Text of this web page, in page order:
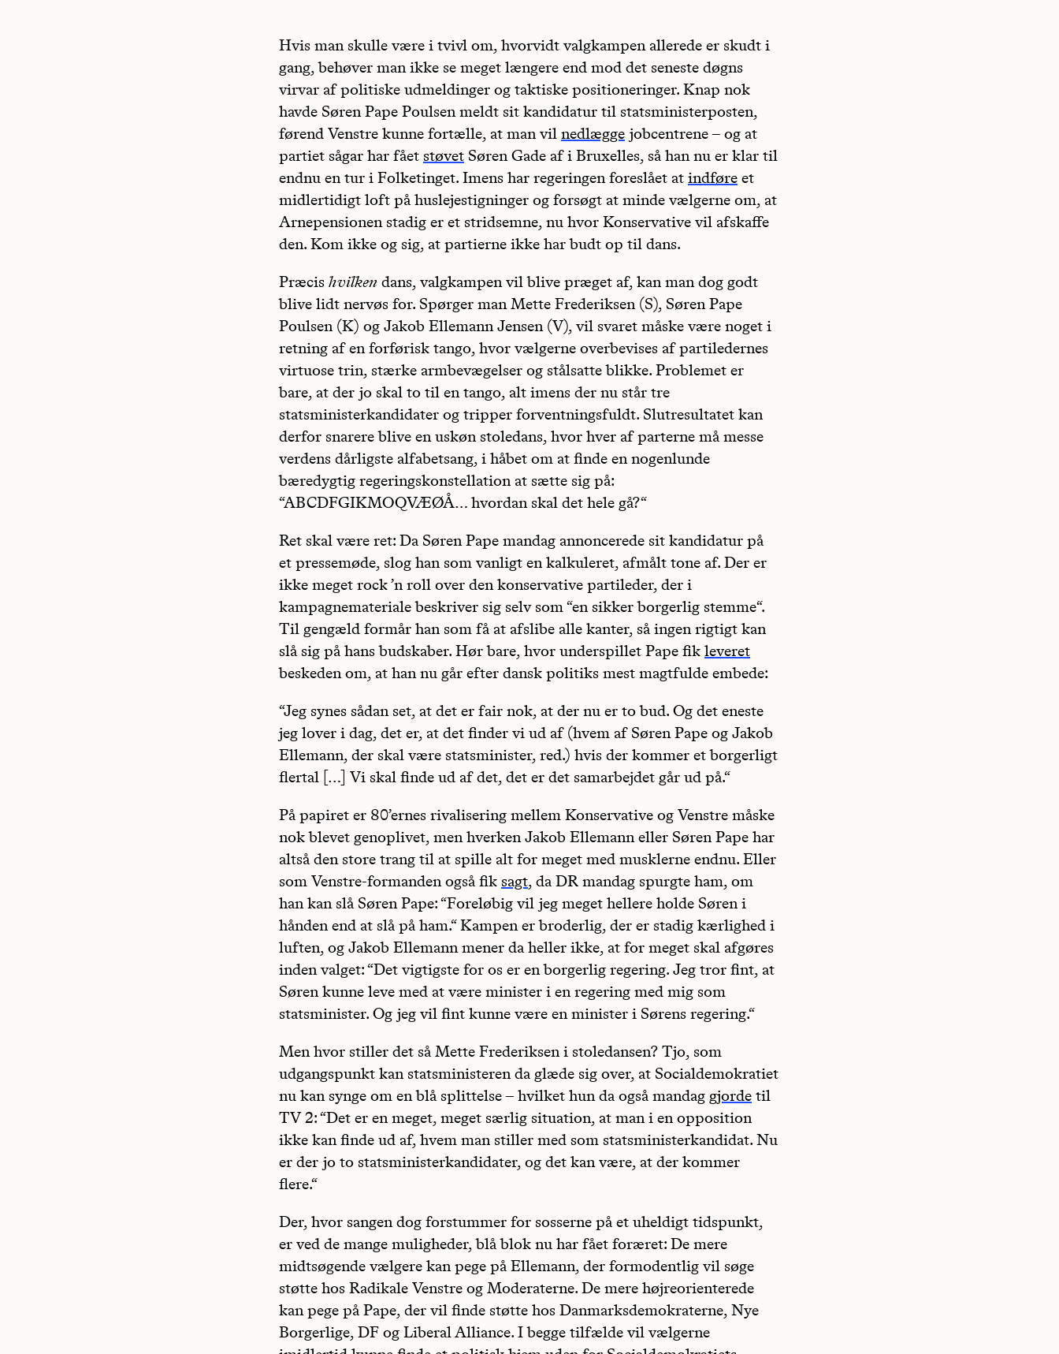
Hvis man skulle være i tvivl om, hvorvidt valgkampen allerede er skudt i
gang, behøver man ikke se meget længere end mod det seneste døgns
virvar af politiske udmeldinger og taktiske positioneringer. Knap nok
havde Søren Pape Poulsen meldt sit kandidatur til statsministerposten,
førend Venstre kunne fortælle, at man vil nedlæggejobcentrene – og at
partiet sågar har fået støvetSøren Gade af i Bruxelles, så han nu er klar til
endnu en tur i Folketinget. Imens har regeringen foreslået at indføreet
midlertidigt loft på huslejestigninger og forsøgt at minde vælgerne om, at
Arnepensionen stadig er et stridsemne, nu hvor Konservative vil afskaffe
den. Kom ikke og sig, at partierne ikke har budt op til dans.
Præcis hvilkendans, valgkampen vil blive præget af, kan man dog godt
blive lidt nervøs for. Spørger man Mette Frederiksen (S), Søren Pape
Poulsen (K) og Jakob Ellemann Jensen (V), vil svaret måske være noget i
retning af en forførisk tango, hvor vælgerne overbevises af partiledernes
virtuose trin, stærke armbevægelser og stålsatte blikke. Problemet er
bare, at der jo skal to til en tango, alt imens der nu står tre
statsministerkandidater og tripper forventningsfuldt. Slutresultatet kan
derfor snarere blive en uskøn stoledans, hvor hver af parterne må messe
verdens dårligste alfabetsang, i håbet om at finde en nogenlunde
bæredygtig regeringskonstellation at sætte sig på:
“ABCDFGIKMOQVÆØÅ… hvordan skal det hele gå?“
Ret skal være ret: Da Søren Pape mandag annoncerede sit kandidatur på
et pressemøde, slog han som vanligt en kalkuleret, afmålt tone af. Der er
ikke meget rock ’n roll over den konservative partileder, der i
kampagnemateriale beskriver sig selv som “en sikker borgerlig stemme“.
Til gengæld formår han som få at afslibe alle kanter, så ingen rigtigt kan
slå sig på hans budskaber. Hør bare, hvor underspillet Pape fik leveret
beskeden om, at han nu går efter dansk politiks mest magtfulde embede:
“Jeg synes sådan set, at det er fair nok, at der nu er to bud. Og det eneste
jeg lover i dag, det er, at det finder vi ud af (hvem af Søren Pape og Jakob
Ellemann, der skal være statsminister, red.) hvis der kommer et borgerligt
flertal […] Vi skal finde ud af det, det er det samarbejdet går ud på.“
På papiret er 80’ernes rivalisering mellem Konservative og Venstre måske
nok blevet genoplivet, men hverken Jakob Ellemann eller Søren Pape har
altså den store trang til at spille alt for meget med musklerne endnu. Eller
som Venstre-formanden også fik sagt, da DR mandag spurgte ham, om
han kan slå Søren Pape: “Foreløbig vil jeg meget hellere holde Søren i
hånden end at slå på ham.“ Kampen er broderlig, der er stadig kærlighed i
luften, og Jakob Ellemann mener da heller ikke, at for meget skal afgøres
inden valget: “Det vigtigste for os er en borgerlig regering. Jeg tror fint, at
Søren kunne leve med at være minister i en regering med mig som
statsminister. Og jeg vil fint kunne være en minister i Sørens regering.“
Men hvor stiller det så Mette Frederiksen i stoledansen? Tjo, som
udgangspunkt kan statsministeren da glæde sig over, at Socialdemokratiet
nu kan synge om en blå splittelse – hvilket hun da også mandag gjordetil
TV 2: “Det er en meget, meget særlig situation, at man i en opposition
ikke kan finde ud af, hvem man stiller med som statsministerkandidat. Nu
er der jo to statsministerkandidater, og det kan være, at der kommer
flere.“
Der, hvor sangen dog forstummer for sosserne på et uheldigt tidspunkt,
er ved de mange muligheder, blå blok nu har fået foræret: De mere
midtsøgende vælgere kan pege på Ellemann, der formodentlig vil søge
støtte hos Radikale Venstre og Moderaterne. De mere højreorienterede
kan pege på Pape, der vil finde støtte hos Danmarksdemokraterne, Nye
Borgerlige, DF og Liberal Alliance. I begge tilfælde vil vælgerne